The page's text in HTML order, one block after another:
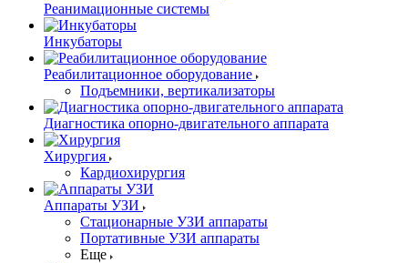
Реанимационные системы
Инкубаторы
Реабилитационное оборудование
Подъемники, вертикализаторы
Диагностика опорно-двигательного аппарата
Хирургия
Кардиохирургия
Аппараты УЗИ
Стационарные УЗИ аппараты
Портативные УЗИ аппараты
Еще